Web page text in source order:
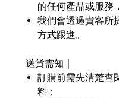
的任何產品或服務，
我們會透過貴客所
方式跟進。
送貨需知｜
訂購前需先清楚查
料；